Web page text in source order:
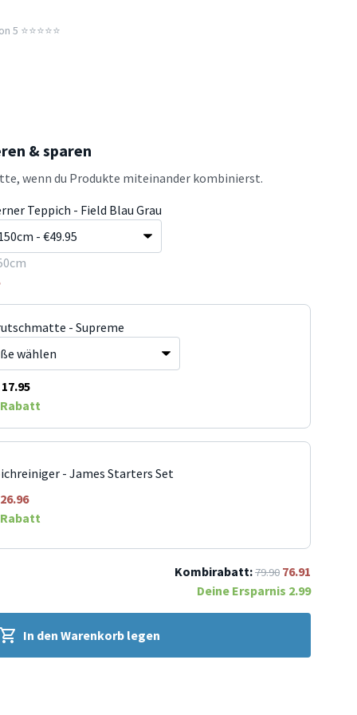
⭐️⭐️⭐️⭐️⭐️
& sparen
wenn du Produkte miteinander kombinierst.
Teppich - Field Blau Grau
- Supreme
17.95
- James Starters Set
26.96
Kombirabatt:79.90 76.91
Deine Ersparnis 2.99
In den Warenkorb legen